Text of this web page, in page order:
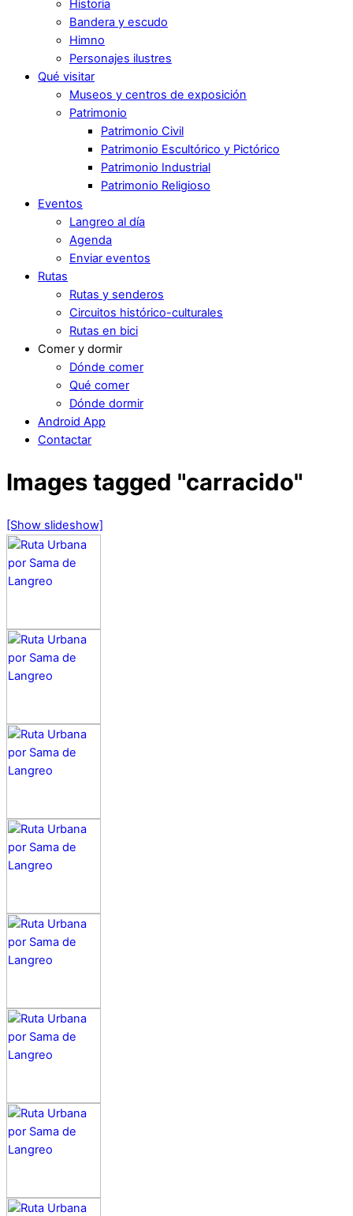
Historia
Bandera y escudo
Himno
Personajes ilustres
Qué visitar
Museos y centros de exposición
Patrimonio
Patrimonio Civil
Patrimonio Escultórico y Pictórico
Patrimonio Industrial
Patrimonio Religioso
Eventos
Langreo al día
Agenda
Enviar eventos
Rutas
Rutas y senderos
Circuitos histórico-culturales
Rutas en bici
Comer y dormir
Dónde comer
Qué comer
Dónde dormir
Android App
Contactar
Images tagged "carracido"
[Show slideshow]